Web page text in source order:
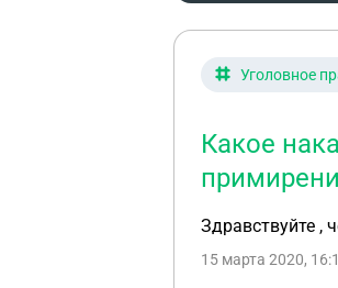
Уголовное
Какое
Здравствуйте ,
15 марта 2020,